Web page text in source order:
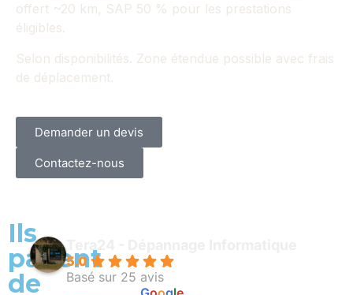
offert ~20 km, SAP 50 % pour les prestations
éligibles.
Selon disponibilités. Zone étendue possible avec frais
de déplacement.
Demander un devis
Contactez-nous
Ils
parlent
de
5.0
Basé sur 25 avis